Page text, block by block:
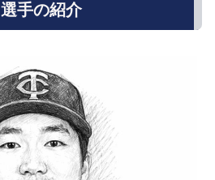
選手の紹介